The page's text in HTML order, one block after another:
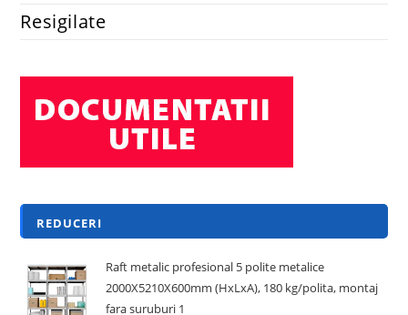
Resigilate
REDUCERI
Raft metalic profesional 5 polite metalice
2000X5210X600mm (HxLxA), 180 kg/polita, montaj
fara suruburi 1